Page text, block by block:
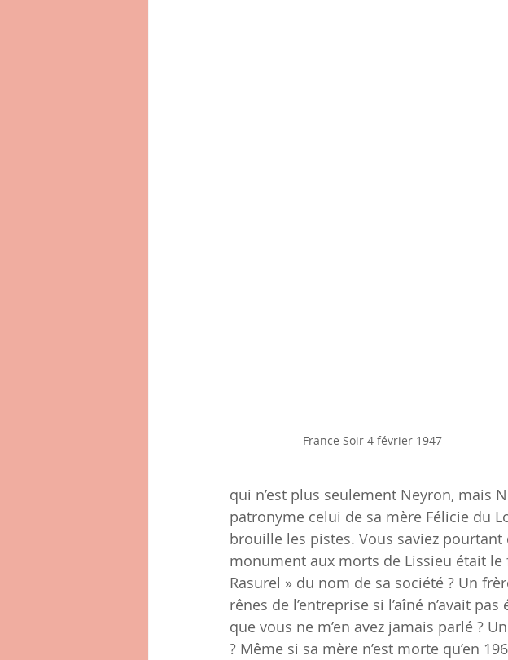
France Soir 4 février 1947
qui n’est plus seulement Neyron, mais
patronyme celui de sa mère Félicie du
brouille les pistes. Vous saviez
monument aux morts de Lissieu était le
Rasurel » du nom de sa société ? Un
rênes de l’entreprise si l’aîné n’avait
que vous ne m’en avez jamais parlé ?
? Même si sa mère n’est morte qu’en